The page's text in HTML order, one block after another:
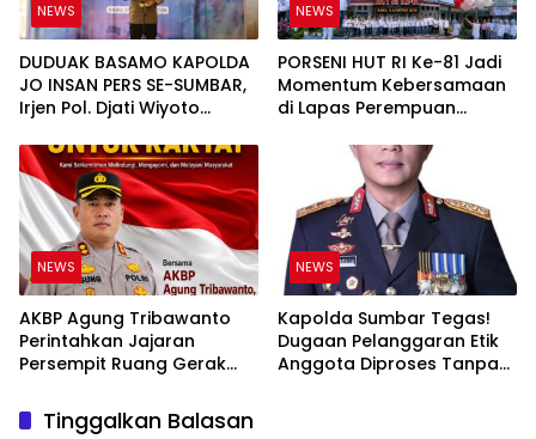
NEWS
DUDUAK BASAMO KAPOLDA
JO INSAN PERS SE-SUMBAR,
Irjen Pol. Djati Wiyoto
Ruang bagi Pelanggar
Hukum di Internal Polri
NEWS
PORSENI HUT RI Ke-81 Jadi
Momentum Kebersamaan
di Lapas Perempuan
NEWS
AKBP Agung Tribawanto
Perintahkan Jajaran
Persempit Ruang Gerak
Pasaman Barat
NEWS
Kapolda Sumbar Tegas!
Dugaan Pelanggaran Etik
Anggota Diproses Tanpa
Tinggalkan Balasan